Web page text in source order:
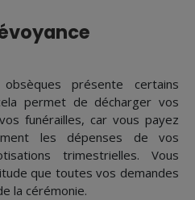
présente certains
permet de décharger vos
funérailles, car vous payez
les dépenses de vos
trimestrielles. Vous
que toutes vos demandes
la cérémonie.